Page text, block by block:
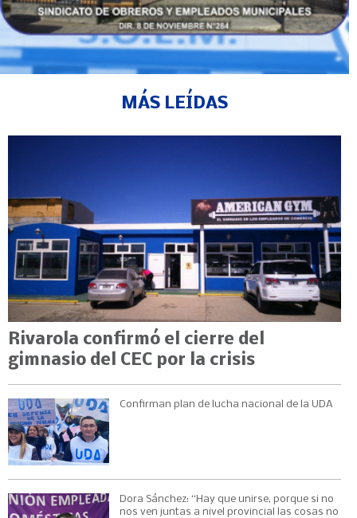
MÁS LEÍDAS
Rivarola confirmó el cierre del
gimnasio del CEC por la crisis
Confirman plan de lucha nacional de la UDA
Dora Sánchez: “Hay que unirse, porque si no
nos ven juntas a nivel provincial las cosas no